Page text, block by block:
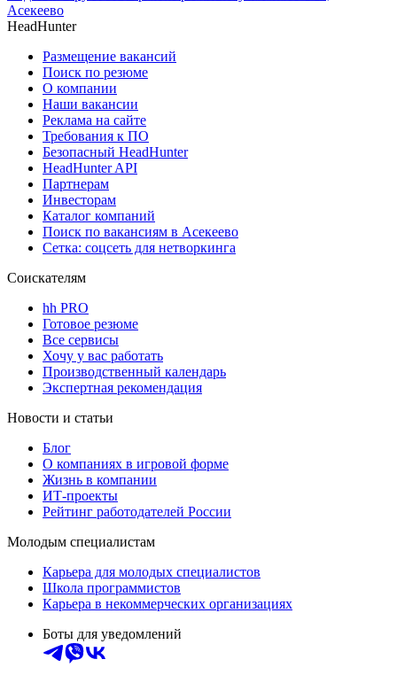
Асекеево
HeadHunter
Размещение вакансий
Поиск по резюме
О компании
Наши вакансии
Реклама на сайте
Требования к ПО
Безопасный HeadHunter
HeadHunter API
Партнерам
Инвесторам
Каталог компаний
Поиск по вакансиям в Асекеево
Сетка: соцсеть для нетворкинга
Соискателям
hh PRO
Готовое резюме
Все сервисы
Хочу у вас работать
Производственный календарь
Экспертная рекомендация
Новости и статьи
Блог
О компаниях в игровой форме
Жизнь в компании
ИТ-проекты
Рейтинг работодателей России
Молодым специалистам
Карьера для молодых специалистов
Школа программистов
Карьера в некоммерческих организациях
Боты для уведомлений